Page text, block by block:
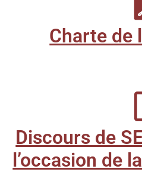
Charte de
Discours de
l’occasion de